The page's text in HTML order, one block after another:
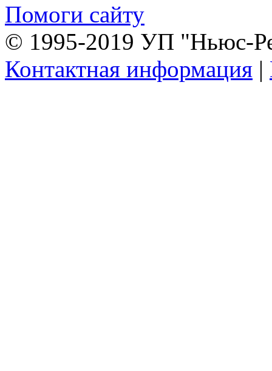
Помоги сайту
© 1995-2019 УП "Ньюс-
Контактная информация |